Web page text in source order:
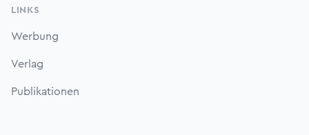
LINKS
Werbung
Verlag
Publikationen